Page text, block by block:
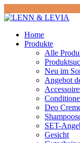
Home
Produkte
Alle
Neu im
Angebot
Deo
SET-
Gesicht